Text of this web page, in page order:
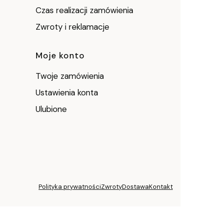
Czas realizacji zamówienia
Zwroty i reklamacje
Moje konto
Twoje zamówienia
Ustawienia konta
Ulubione
Polityka prywatnościZwrotyDostawaKontakt